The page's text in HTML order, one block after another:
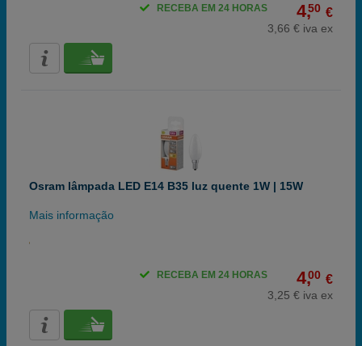
4,50 €
3,66 € iva ex
RECEBA EM 24 HORAS
Osram lâmpada LED E14 B35 luz quente 1W | 15W
Mais informação
4,00 €
3,25 € iva ex
RECEBA EM 24 HORAS